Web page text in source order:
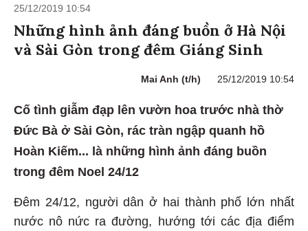
25/12/2019 10:54
Những hình ảnh đáng buồn ở Hà Nội
và Sài Gòn trong đêm Giáng Sinh
Mai Anh (t/h) 25/12/2019 10:54
Cố tình giẫm đạp lên vườn hoa trước nhà thờ
Đức Bà ở Sài Gòn, rác tràn ngập quanh hồ
Hoàn Kiếm... là những hình ảnh đáng buồn
trong đêm Noel 24/12
Đêm 24/12, người dân ở hai thành phố lớn nhất
nước nô nức ra đường, hướng tới các địa điểm